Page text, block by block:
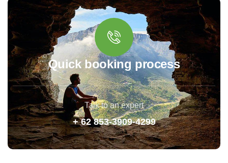
Quick booking process
Talk to an expert
+ 62 853-3909-4299